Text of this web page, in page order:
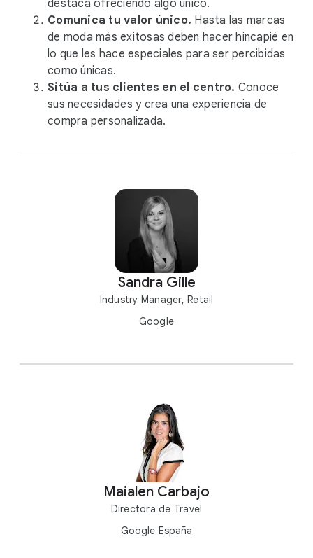
destaca ofreciendo algo único.
Comunica tu valor único. Hasta las marcas
de moda más exitosas deben hacer hincapié en
lo que les hace especiales para ser percibidas
como únicas.
Sitúa a tus clientes en el centro. Conoce
sus necesidades y crea una experiencia de
compra personalizada.
Sandra Gille
Industry Manager, Retail
Google
Maialen Carbajo
Directora de Travel
Google España